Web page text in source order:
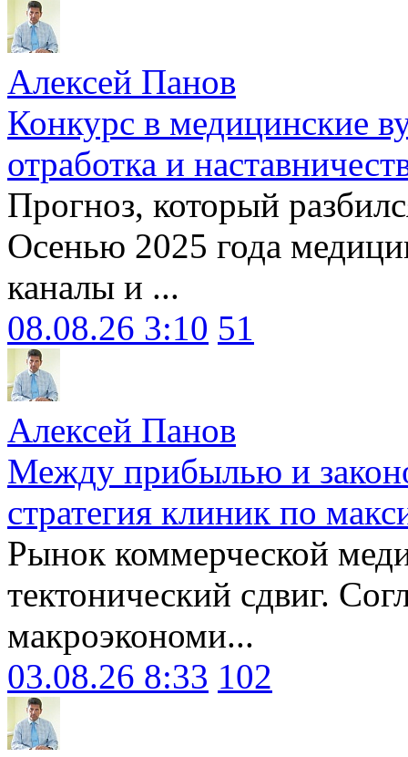
Алексей Панов
Конкурс в медицинские
отработка и
Прогноз, который
Осенью 2025 года
каналы и ...
08.08.26 3:10 51
Алексей Панов
Между прибылью и
стратегия клиник по
Рынок коммерческой
тектонический сдвиг.
макроэкономи...
03.08.26 8:33 102